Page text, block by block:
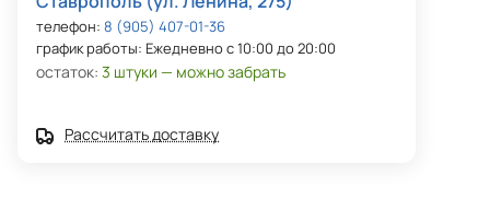
телефон: 8 (905) 407-01-36
график работы: Ежедневно с 10:00 до 20:00
остаток: 3 штуки — можно забрать
Рассчитать доставку